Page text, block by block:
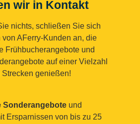
wir in Kontakt
nichts, schließen Sie sich
von AFerry-Kunden an, die
Frühbucherangebote und
auf einer Vielzahl
Strecken genießen!
Sonderangebote und
Ersparnissen von bis zu 25